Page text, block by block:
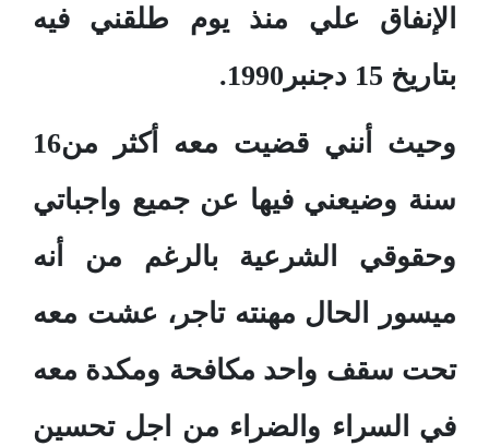
الإنفاق علي منذ يوم طلقني فيه
بتاريخ 15 دجنبر1990.
وحيث أنني قضيت معه أكثر من16
سنة وضيعني فيها عن جميع واجباتي
وحقوقي الشرعية بالرغم من أنه
ميسور الحال مهنته تاجر، عشت معه
تحت سقف واحد مكافحة ومكدة معه
في السراء والضراء من اجل تحسين